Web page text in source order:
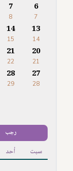
6
7
7
8
13
14
14
15
20
21
21
22
27
28
28
29
رجب
سبت أحد